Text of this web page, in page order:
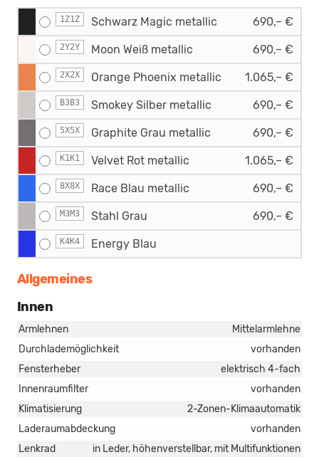
1Z1Z Schwarz Magic metallic 690,– €
2Y2Y Moon Weiß metallic 690,– €
2X2X Orange Phoenix metallic 1.065,– €
B3B3 Smokey Silber metallic 690,– €
5X5X Graphite Grau metallic 690,– €
K1K1 Velvet Rot metallic 1.065,– €
8X8X Race Blau metallic 690,– €
M3M3 Stahl Grau 690,– €
K4K4 Energy Blau
Allgemeines
Innen
Armlehnen
Mittelarmlehne
Durchlademöglichkeit
vorhanden
Fensterheber
elektrisch 4-fach
Innenraumfilter
vorhanden
Klimatisierung
2-Zonen-Klimaautomatik
Laderaumabdeckung
vorhanden
Lenkrad
in Leder, höhenverstellbar, mit Multifunktionen